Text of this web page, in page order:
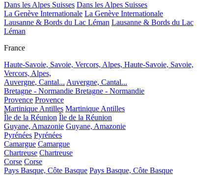
Dans les Alpes Suisses Dans les Alpes Suisses
La Genève Internationale La Genève Internationale
Lausanne & Bords du Lac Léman Lausanne & Bords du Lac
Léman
France
Haute-Savoie, Savoie, Vercors, Alpes, Haute-Savoie, Savoie,
Vercors, Alpes,
Auvergne, Cantal... Auvergne, Cantal...
Bretagne - Normandie Bretagne - Normandie
Provence Provence
Martinique Antilles Martinique Antilles
Île de la Réunion Île de la Réunion
Guyane, Amazonie Guyane, Amazonie
Pyrénées Pyrénées
Camargue Camargue
Chartreuse Chartreuse
Corse Corse
Pays Basque, Côte Basque Pays Basque, Côte Basque